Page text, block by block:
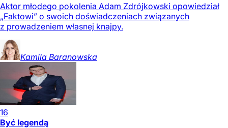
Aktor młodego pokolenia Adam Zdrójkowski opowiedział
„Faktowi” o swoich doświadczeniach związanych
z prowadzeniem własnej knajpy.
Kamila Baranowska
16
Być legendą